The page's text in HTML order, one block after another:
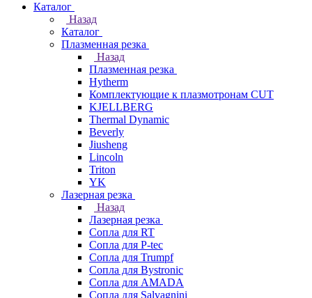
Каталог
Назад
Каталог
Плазменная резка
Назад
Плазменная резка
Hytherm
Комплектующие к плазмотронам CUT
KJELLBERG
Thermal Dynamic
Beverly
Jiusheng
Lincoln
Triton
YK
Лазерная резка
Назад
Лазерная резка
Сопла для RT
Сопла для P-tec
Сопла для Trumpf
Сопла для Bystronic
Сопла для AMADA
Сопла для Salvagnini